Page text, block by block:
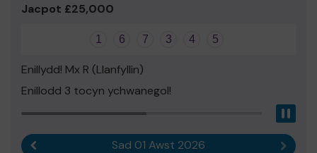
Jacpot £25,000
1 6 7 3 4 5
Enillydd! Mx R (Llanfyllin)
Enillodd 3 tocyn ychwanegol!
Canlyniad blaenorolSad 01 Awst 2026